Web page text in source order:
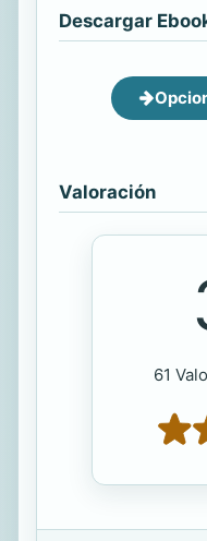
Descargar
Valoración
61